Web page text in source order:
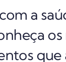
a
que